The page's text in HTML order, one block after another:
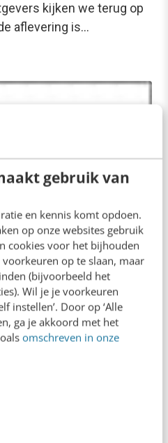
gebruik van
en kennis komt opdoen.
op onze websites gebruik
cookies voor het bijhouden
op te slaan, maar
(bijvoorbeeld het
Wil je je voorkeuren
instellen’. Door op ‘Alle
ga je akkoord met het
omschreven in onze
kijken we terug op
aflevering is…
Een
eerst een TEDx-
De verwachtingen waren
Meer dan 4000
honderd extra…